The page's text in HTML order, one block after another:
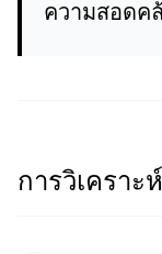
ความสอดค
การวิเคราะ